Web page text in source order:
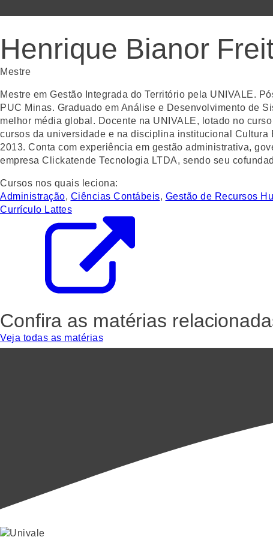
Henrique Bianor
Mestre
Mestre em Gestão Integrada do Território pela UNIVALE.
PUC Minas. Graduado em Análise e Desenvolvimento de
melhor média global. Docente na UNIVALE, lotado no
cursos da universidade e na disciplina institucional Cultura
2013. Conta com experiência em gestão administrativa,
empresa Clickatende Tecnologia LTDA, sendo seu
Cursos nos quais leciona:
Administração, Ciências Contábeis, Gestão de Recursos
Currículo Lattes
Confira as matérias
Veja todas as matérias